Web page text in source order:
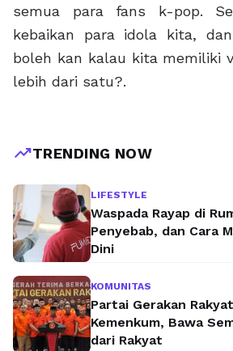
semua para fans k-pop.
kebaikan para idola kita,
boleh kan kalau kita memiliki
lebih dari satu?.
trending_upTRENDING NOW
LIFESTYLE
Waspada Rayap di
Penyebab, dan Cara
Dini
KOMUNITAS
Partai Gerakan
Kemenkum, Bawa
dari Rakyat